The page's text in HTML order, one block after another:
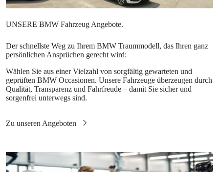
Der schnellste Weg zu Ihrem BMW Traummodell, das Ihren ganz
persönlichen Ansprüchen gerecht wird:
Wählen Sie aus einer Vielzahl von sorgfältig gewarteten und
geprüften BMW Occasionen. Unsere Fahrzeuge überzeugen durch
Qualität, Transparenz und Fahrfreude – damit Sie sicher und
sorgenfrei unterwegs sind.